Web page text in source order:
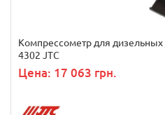
Компрессометр для дизельных
4302 JTC
Цена: 17 063 грн.